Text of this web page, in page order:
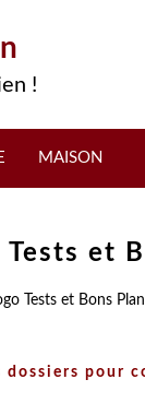
!
MAISON
Tests et
dossiers pour